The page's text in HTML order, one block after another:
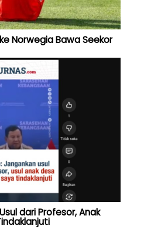
Norwegia Bawa Seekor
dari Profesor, Anak